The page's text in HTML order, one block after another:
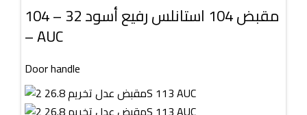
مقبض 104 استانلس رفيع أسود 32 – 104
– AUC
Door handle